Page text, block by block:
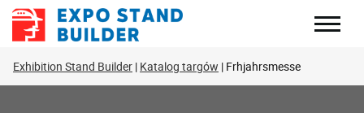
Skip
Exhibition Stand Builder Katalog targów Frhjahrsmesse